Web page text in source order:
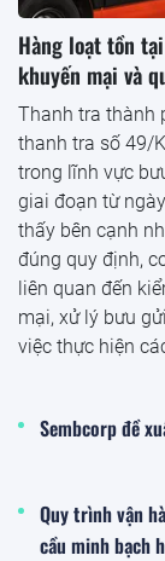
Hàng loạt tồn
khuyến mại và
Thanh tra thành
thanh tra số 49/
trong lĩnh vực
giai đoạn từ
thấy bên cạnh
đúng quy định,
liên quan đến
mại, xử lý bưu
việc thực hiện
Sembcorp đề
Quy trình vận
cầu minh bạch